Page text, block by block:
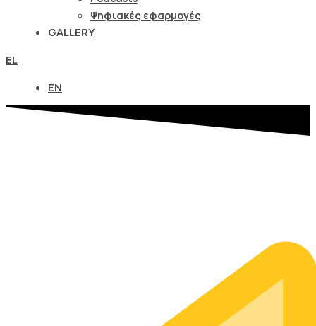
Ψηφιακές εφαρμογές
GALLERY
EL
EN